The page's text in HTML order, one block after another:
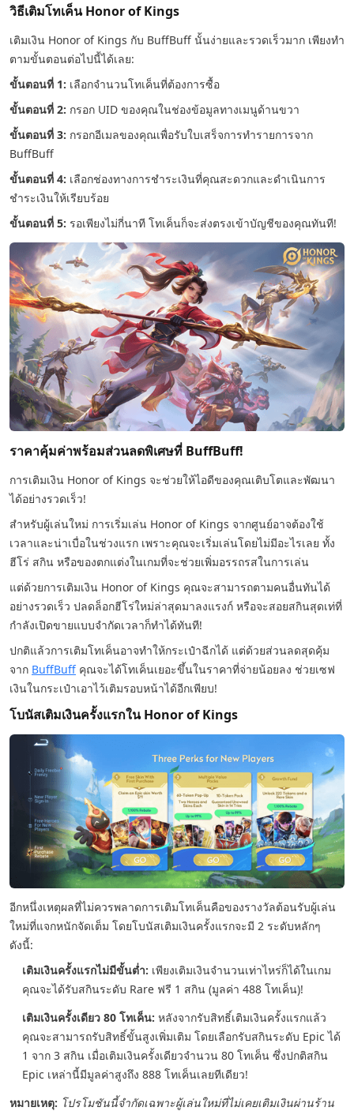
วิธีเติมโทเค็น Honor of Kings
เติมเงิน Honor of Kings กับ BuffBuff นั้นง่ายและรวดเร็วมาก เพียงทำ
ตามขั้นตอนต่อไปนี้ได้เลย:
ขั้นตอนที่ 1: เลือกจำนวนโทเค็นที่ต้องการซื้อ
ขั้นตอนที่ 2: กรอก UID ของคุณในช่องข้อมูลทางเมนูด้านขวา
ขั้นตอนที่ 3: กรอกอีเมลของคุณเพื่อรับใบเสร็จการทำรายการจาก
BuffBuff
ขั้นตอนที่ 4: เลือกช่องทางการชำระเงินที่คุณสะดวกและดำเนินการ
ชำระเงินให้เรียบร้อย
ขั้นตอนที่ 5: รอเพียงไม่กี่นาที โทเค็นก็จะส่งตรงเข้าบัญชีของคุณทันที!
ราคาคุ้มค่าพร้อมส่วนลดพิเศษที่ BuffBuff!
การเติมเงิน Honor of Kings จะช่วยให้ไอดีของคุณเติบโตและพัฒนา
ได้อย่างรวดเร็ว!
สำหรับผู้เล่นใหม่ การเริ่มเล่น Honor of Kings จากศูนย์อาจต้องใช้
เวลาและน่าเบื่อในช่วงแรก เพราะคุณจะเริ่มเล่นโดยไม่มีอะไรเลย ทั้ง
ฮีโร่ สกิน หรือของตกแต่งในเกมที่จะช่วยเพิ่มอรรถรสในการเล่น
แต่ด้วยการเติมเงิน Honor of Kings คุณจะสามารถตามคนอื่นทันได้
อย่างรวดเร็ว ปลดล็อกฮีโร่ใหม่ล่าสุดมาลงแรงก์ หรือจะสอยสกินสุดเท่ที่
กำลังเปิดขายแบบจำกัดเวลาก็ทำได้ทันที!
ปกติแล้วการเติมโทเค็นอาจทำให้กระเป๋าฉีกได้ แต่ด้วยส่วนลดสุดคุ้ม
จาก BuffBuff คุณจะได้โทเค็นเยอะขึ้นในราคาที่จ่ายน้อยลง ช่วยเซฟ
เงินในกระเป๋าเอาไว้เติมรอบหน้าได้อีกเพียบ!
โบนัสเติมเงินครั้งแรกใน Honor of Kings
อีกหนึ่งเหตุผลที่ไม่ควรพลาดการเติมโทเค็นคือของรางวัลต้อนรับผู้เล่น
ใหม่ที่แจกหนักจัดเต็ม โดยโบนัสเติมเงินครั้งแรกจะมี 2 ระดับหลักๆ
ดังนี้:
เติมเงินครั้งแรกไม่มีขั้นต่ำ: เพียงเติมเงินจำนวนเท่าไหร่ก็ได้ในเกม
คุณจะได้รับสกินระดับ Rare ฟรี 1 สกิน (มูลค่า 488 โทเค็น)!
เติมเงินครั้งเดียว 80 โทเค็น: หลังจากรับสิทธิ์เติมเงินครั้งแรกแล้ว
คุณจะสามารถรับสิทธิ์ขั้นสูงเพิ่มเติม โดยเลือกรับสกินระดับ Epic ได้
1 จาก 3 สกิน เมื่อเติมเงินครั้งเดียวจำนวน 80 โทเค็น ซึ่งปกติสกิน
Epic เหล่านี้มีมูลค่าสูงถึง 888 โทเค็นเลยทีเดียว!
หมายเหตุ: โปรโมชันนี้จำกัดเฉพาะผู้เล่นใหม่ที่ไม่เคยเติมเงินผ่านร้าน